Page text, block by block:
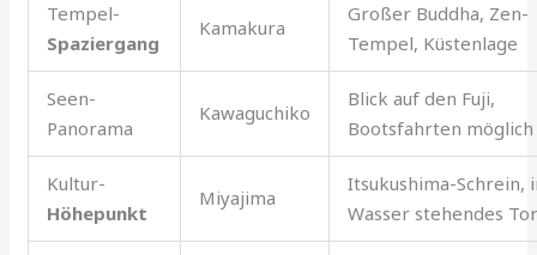
Tempel-
Spaziergang
Kamakura
Großer Buddha, Zen-
Tempel, Küstenlage
Seen-
Panorama
Kawaguchiko
Blick auf den Fuji,
Bootsfahrten möglich
Kultur-
Höhepunkt
Miyajima
Itsukushima-Schrein,
Wasser stehendes